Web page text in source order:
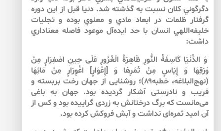
دگرگوني كلان نسبت به گذشته شد. دنيا قبل از اين دوره
گرفتار ظلمات در ابعاد مادي و معنوي بوده و تجليات
خليفه‌‌اللهي انسان با حد ايده‌‌آل موعود فاصله معناداري
داشت:
وَ الدُّنْيَا كَاسِفَةُ النُّورِ ظَاهِرَةُ الْغُرُورِ عَلَى حِينِ اصْفِرَارٍ مِنْ
وَرَقِهَا وَ إِيَاسٍ مِنْ ثَمَرِهَا وَ [إِعْوَارٍ] اغْوِرَارٍ مِنْ مَائِهَا
(نهج‌‌البلاغه، خطبه۸۹)؛ روشنايى از جهان رخت بربسته و
فريب و نادرستى آشكار گرديده بود. جهان به باغى
مى‌‌مانست كه برگ درختانش به زردى گراييده بود و كس از
آن اميد ثمره‌‌اى نداشت و آبش فروكش كرده بود.